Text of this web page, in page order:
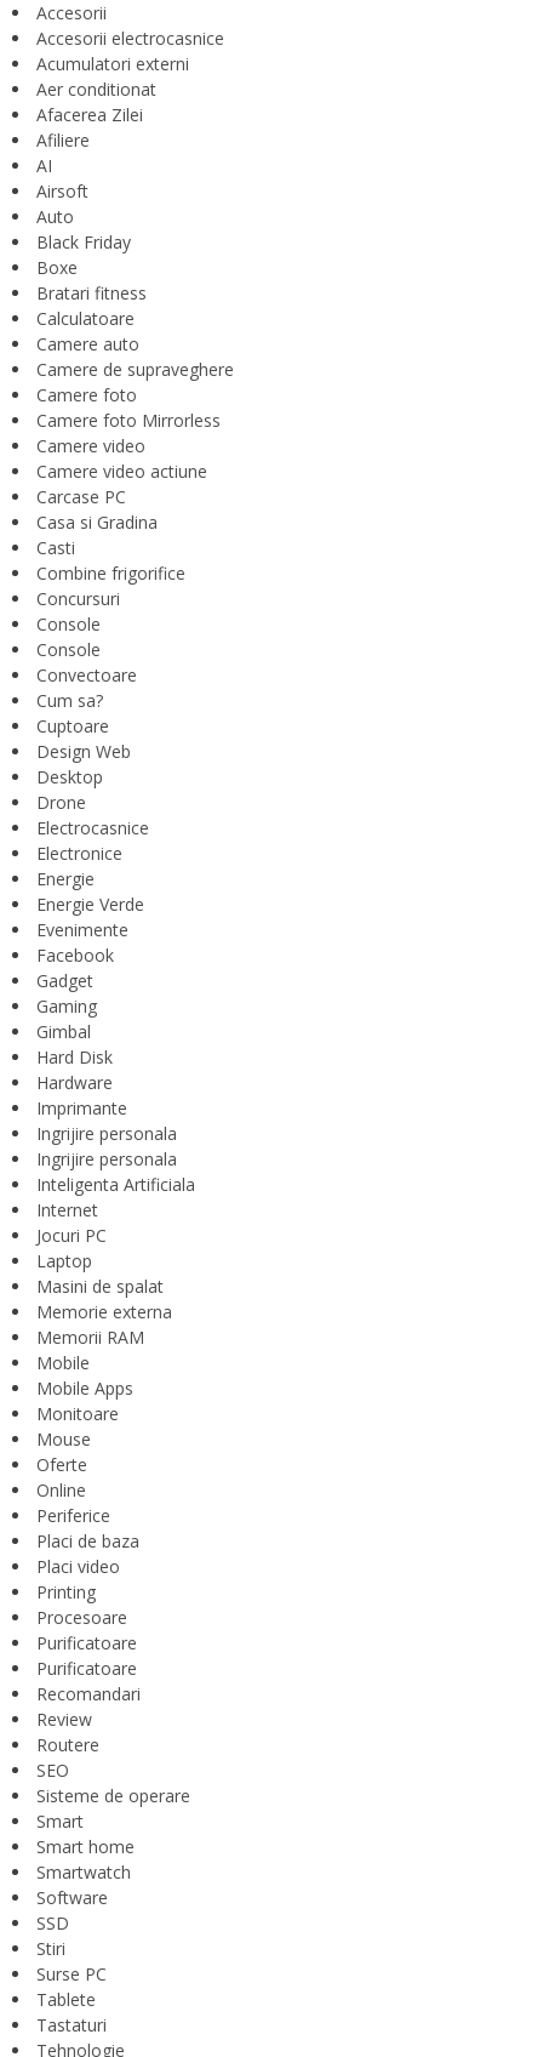
Accesorii
Accesorii electrocasnice
Acumulatori externi
Aer conditionat
Afacerea Zilei
Afiliere
AI
Airsoft
Auto
Black Friday
Boxe
Bratari fitness
Calculatoare
Camere auto
Camere de supraveghere
Camere foto
Camere foto Mirrorless
Camere video
Camere video actiune
Carcase PC
Casa si Gradina
Casti
Combine frigorifice
Concursuri
Console
Console
Convectoare
Cum sa?
Cuptoare
Design Web
Desktop
Drone
Electrocasnice
Electronice
Energie
Energie Verde
Evenimente
Facebook
Gadget
Gaming
Gimbal
Hard Disk
Hardware
Imprimante
Ingrijire personala
Ingrijire personala
Inteligenta Artificiala
Internet
Jocuri PC
Laptop
Masini de spalat
Memorie externa
Memorii RAM
Mobile
Mobile Apps
Monitoare
Mouse
Oferte
Online
Periferice
Placi de baza
Placi video
Printing
Procesoare
Purificatoare
Purificatoare
Recomandari
Review
Routere
SEO
Sisteme de operare
Smart
Smart home
Smartwatch
Software
SSD
Stiri
Surse PC
Tablete
Tastaturi
Tehnologie